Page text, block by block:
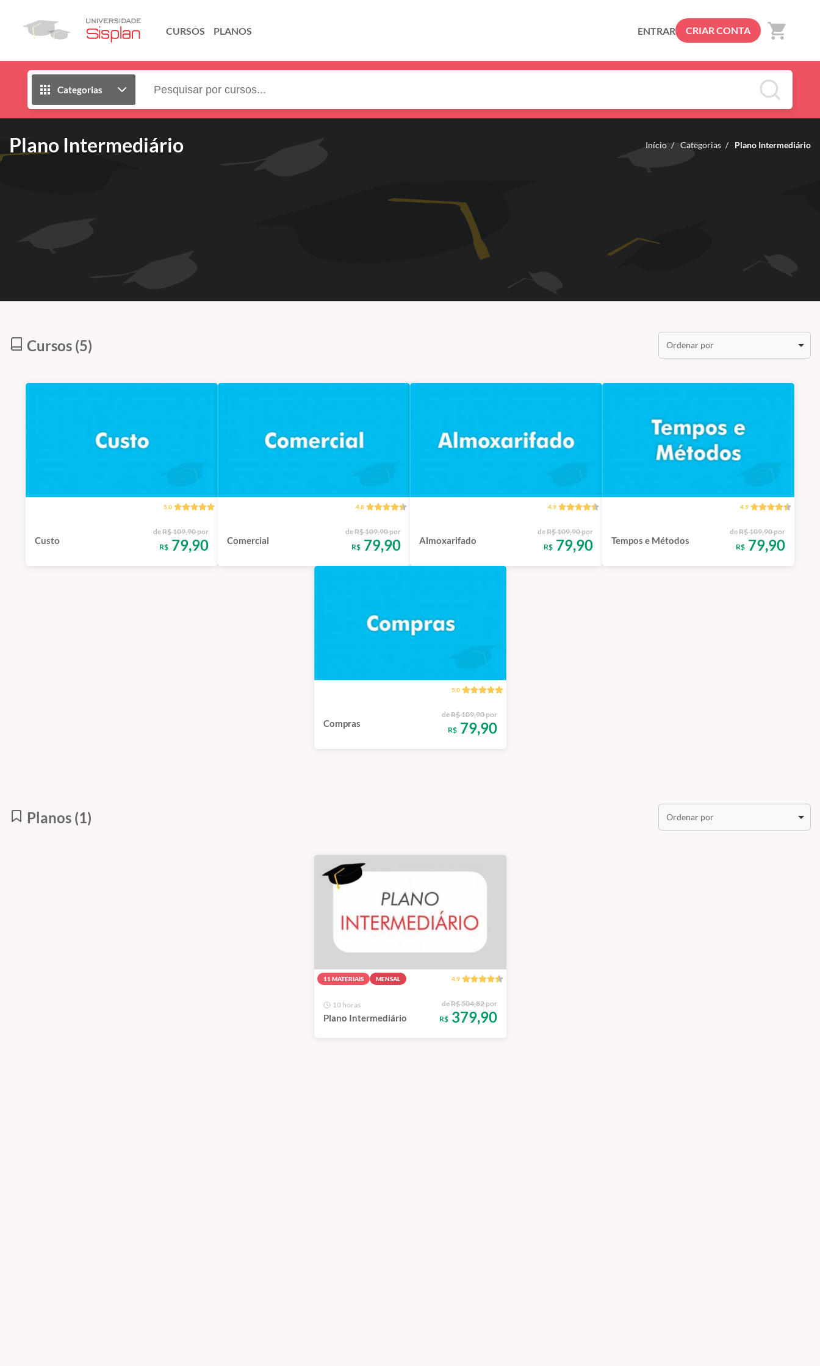
CURSOS PLANOS ENTRAR CRIAR CONTA shopping_cart
Categorias
Plano Intermediário Início / Categorias / Plano Intermediário
Cursos (5) Ordenar por
5.0
Custo
deR$ 109,90por
R$ 79,90
4.8
Comercial
deR$ 109,90por
R$ 79,90
4.9
Almoxarifado
deR$ 109,90por
R$ 79,90
4.9
Tempos e Métodos
deR$ 109,90por
R$ 79,90
5.0
Compras
deR$ 109,90por
R$79,90
Planos (1) Ordenar por
11 MATERIAIS MENSAL 4.9
10 horas
Plano Intermediário
deR$ 504,82por
R$379,90